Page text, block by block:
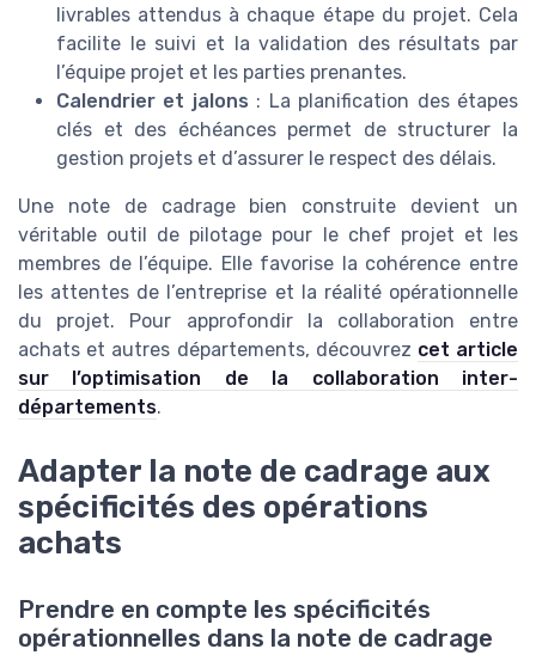
livrables attendus à chaque étape du projet. Cela
facilite le suivi et la validation des résultats par
l’équipe projet et les parties prenantes.
Calendrier et jalons : La planification des étapes
clés et des échéances permet de structurer la
gestion projets et d’assurer le respect des délais.
Une note de cadrage bien construite devient un
véritable outil de pilotage pour le chef projet et les
membres de l’équipe. Elle favorise la cohérence entre
les attentes de l’entreprise et la réalité opérationnelle
du projet. Pour approfondir la collaboration entre
achats et autres départements, découvrez cet article
sur l’optimisation de la collaboration inter-
départements.
Adapter la note de cadrage aux
spécificités des opérations
achats
Prendre en compte les spécificités
opérationnelles dans la note de cadrage